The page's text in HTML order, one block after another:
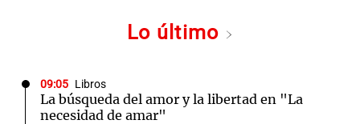
Lo último
09:05 Libros
La búsqueda del amor y la libertad en "La
necesidad de amar"